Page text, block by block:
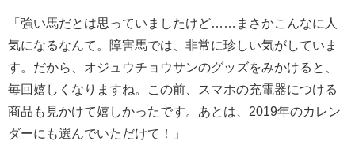
「強い馬だとは思っていましたけど……まさかこんなに人
気になるなんて。障害馬では、非常に珍しい気がしていま
す。だから、オジュウチョウサンのグッズをみかけると、
毎回嬉しくなりますね。この前、スマホの充電器につける
商品も見かけて嬉しかったです。あとは、2019年のカレン
ダーにも選んでいただけて！」